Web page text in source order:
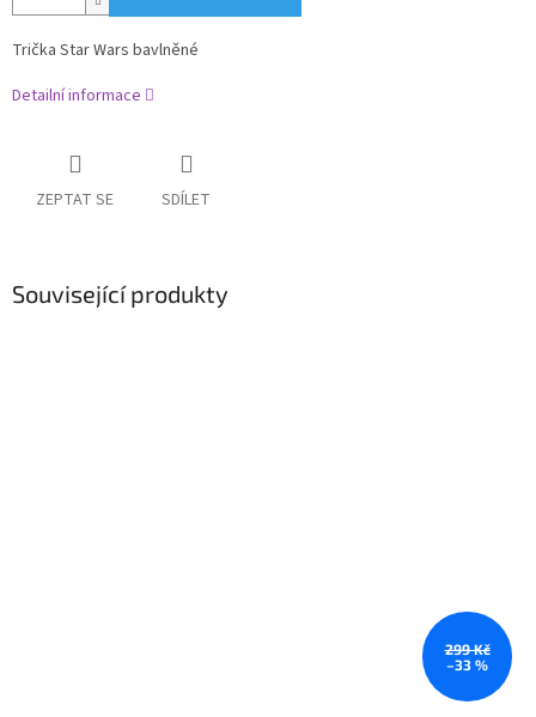
Trička Star Wars bavlněné
Detailní informace
ZEPTAT SE SDÍLET
Související produkty
299 Kč
–33 %